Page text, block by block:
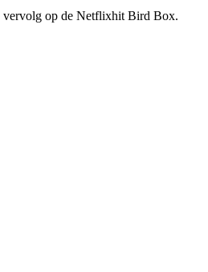
vervolg op de Netflixhit Bird Box.